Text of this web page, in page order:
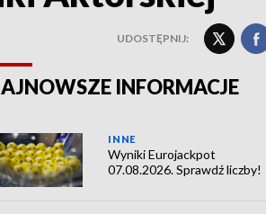
UDOSTĘPNIJ:
INFORMACJE
INNE
Wyniki Eurojackpot
07.08.2026. Sprawdź liczby!